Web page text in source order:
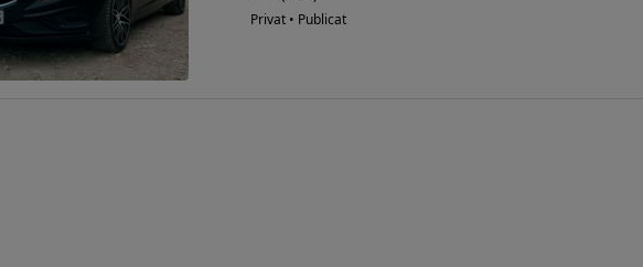
Privat • Publicat